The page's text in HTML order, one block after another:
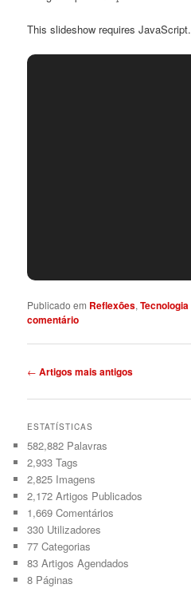
This slideshow requires JavaScript.
Publicado em Reflexões,Tecnologia
comentário
Navegação
artigos
← Artigos mais antigos
ESTATÍSTICAS
582,882 Palavras
2,933 Tags
2,825 Imagens
2,172 Artigos Publicados
1,669 Comentários
330 Utilizadores
77 Categorias
83 Artigos Agendados
8 Páginas